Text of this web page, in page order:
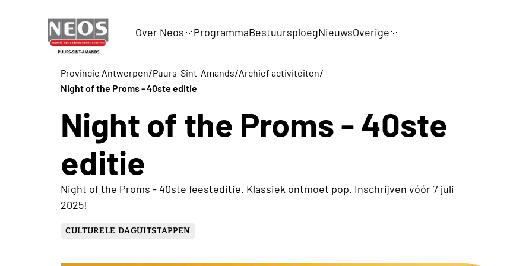
Over Neos ProgrammaBestuursploegNieuwsOverige
Provincie Antwerpen/Puurs-Sint-Amands/Archief activiteiten/
Night of the Proms - 40ste editie
Night of the Proms - 40ste
editie
Night of the Proms - 40ste feesteditie. Klassiek ontmoet pop. Inschrijven vóór 7 juli
2025!
CULTURELE DAGUITSTAPPEN